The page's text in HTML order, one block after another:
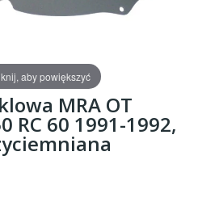
aby powiększyć
MRA OT
RC 60 1991-1992,